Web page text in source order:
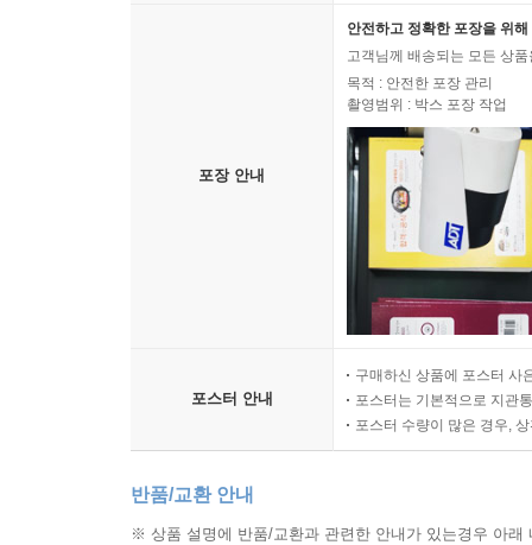
포장 안내
안전하고 정확한 포장을 위
고객님께 배송되는 모든 상
목적 : 안전한 포장 관리
촬영범위 : 박스 포장 작업
포스터 안내
구매하신 상품에 포스터 사
포스터는 기본적으로 지관
포스터 수량이 많은 경우,
반품/교환 안내
※ 상품 설명에 반품/교환과 관련한 안내가 있는경우 아